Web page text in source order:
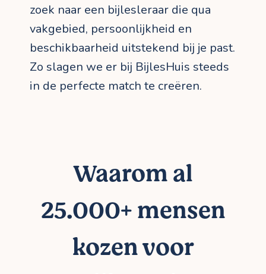
zoek naar een bijlesleraar die qua
vakgebied, persoonlijkheid en
beschikbaarheid uitstekend bij je past.
Zo slagen we er bij BijlesHuis steeds
in de perfecte match te creëren.
Waarom al
25.000+ mensen
kozen voor